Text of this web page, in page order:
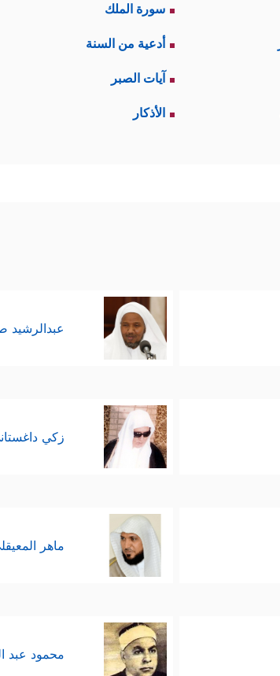
سورة الملك
أدعية من السنة
آيات الصبر
الأذكار
عبدالرشيد
زكي
ماهر
محمود عبد